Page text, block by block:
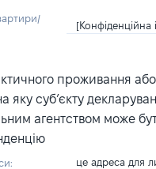
[Конфіденційна
проживання
яку суб’єкту
агентством може
це адреса для